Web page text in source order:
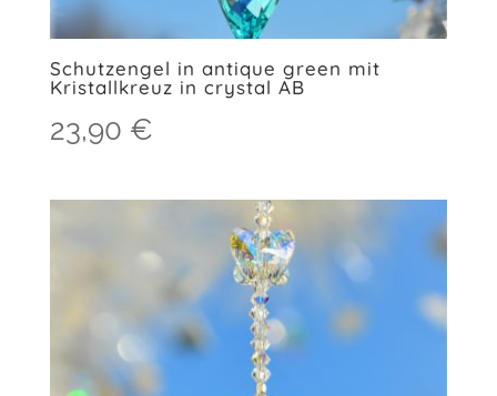
Schutzengel in antique green mit
Kristallkreuz in crystal AB
23,90 €